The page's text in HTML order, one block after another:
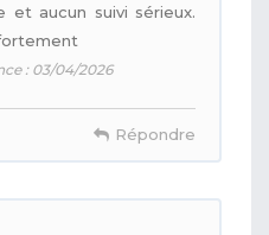
et aucun suivi sérieux.
: 03/04/2026
Répondre